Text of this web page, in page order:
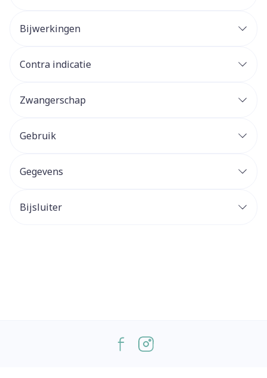
Bijwerkingen
Contra indicatie
Zwangerschap
Gebruik
Gegevens
Bijsluiter